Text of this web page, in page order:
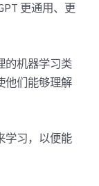
更通用、更
的机器学习类
他们能够理解
学习，以便能